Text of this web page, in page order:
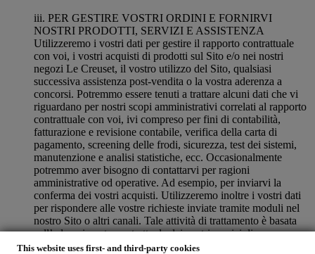
This website uses first- and third-party cookies
iii. PER GESTIRE VOSTRI ORDINI E FORNIRVI
NOSTRI PRODOTTI, SERVIZI E ASSISTENZA
Utilizzeremo i vostri dati per gestire il rapporto contrattuale
con voi, i vostri acquisti di prodotti sul Sito e/o nei nostri
negozi Le Creuset, il vostro utilizzo del Sito, qualsiasi
successiva assistenza post-vendita o la vostra aderenza a
concorsi. Potremmo essere tenuti a trattare alcuni dati che vi
riguardano per nostri scopi amministrativi correlati al rapporto
contrattuale con voi, ivi compreso per fini di contabilità,
fatturazione e revisione contabile, verifica della carta di
pagamento, screening delle frodi, sicurezza, test dei sistemi,
manutenzione e analisi statistiche, ecc. Occasionalmente
potremmo aver bisogno di contattarvi per ragioni
amministrative od operative. Ad esempio, per inviarvi la
conferma dei vostri acquisti. Utilizzeremo inoltre i vostri dati
per rispondere alle vostre richieste inviate tramite moduli nel
nostro Sito o altri canali. Tale attività di trattamento è basata
sull’adempimento contrattuale dei nostri servizi di e-
commerce.